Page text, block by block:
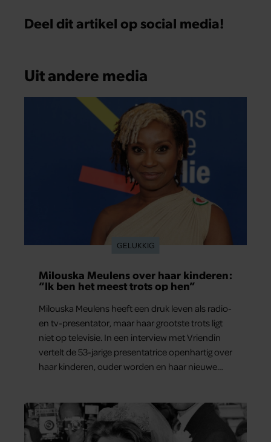
Deel dit artikel op social media!
Uit andere media
GELUKKIG
Milouska Meulens over haar kinderen:
“Ik ben het meest trots op hen”
Milouska Meulens heeft een druk leven als radio-
en tv-presentator, maar haar grootste trots ligt
niet op televisie. In een interview met Vriendin
vertelt de 53-jarige presentatrice openhartig over
haar kinderen, ouder worden en haar nieuwe
dag het meest bezighouden.